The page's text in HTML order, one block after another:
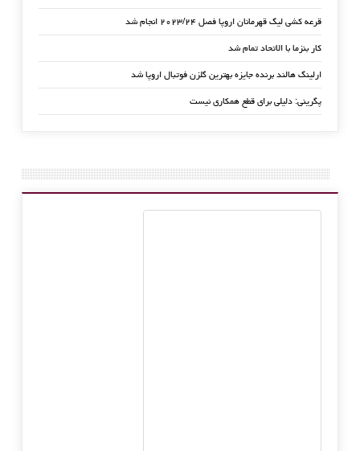
قرعه کشی لیگ قهرمانان اروپا فصل ۲۰۲۳/۲۴ انجام شد
کار بنزما با الاتحاد تمام شد
ارلینگ هالند برنده جایزه بهترین گلزن فوتبال اروپا شد
پگرینی: دلیلی برای قطع همکاری نیست